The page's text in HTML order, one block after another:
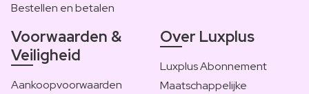
Bestellen en betalen
Voorwaarden &
Veiligheid
Aankoopvoorwaarden
Over Luxplus
Luxplus Abonnement
Maatschappelijke